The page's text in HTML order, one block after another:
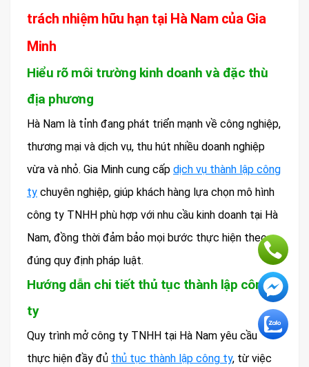
trách nhiệm hữu hạn tại Hà Nam của Gia
Minh
Hiểu rõ môi trường kinh doanh và đặc thù
địa phương
Hà Nam là tỉnh đang phát triển mạnh về công nghiệp,
thương mại và dịch vụ, thu hút nhiều doanh nghiệp
vừa và nhỏ. Gia Minh cung cấp dịch vụ thành lập công
ty chuyên nghiệp, giúp khách hàng lựa chọn mô hình
công ty TNHH phù hợp với nhu cầu kinh doanh tại Hà
Nam, đồng thời đảm bảo mọi bước thực hiện theo
đúng quy định pháp luật.
Hướng dẫn chi tiết thủ tục thành lập công
ty
Quy trình mở công ty TNHH tại Hà Nam yêu cầu
thực hiện đầy đủ thủ tục thành lập công ty, từ việc